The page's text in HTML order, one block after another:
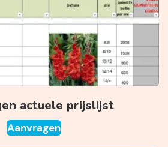
actuele prijslijst
Aanvragen